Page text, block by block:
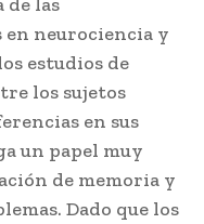
en neurociencia y
estudios de
los sujetos
en sus
un papel muy
de memoria y
Dado que los